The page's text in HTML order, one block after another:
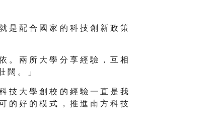
是 配 合 國 家 的 科 技 創 新 政 策
。 兩 所 大 學 分 享 經 驗 ， 互 相
闊 。 」
技 大 學 創 校 的 經 驗 一 直 是 我
的 好 的 模 式 ， 推 進 南 方 科 技